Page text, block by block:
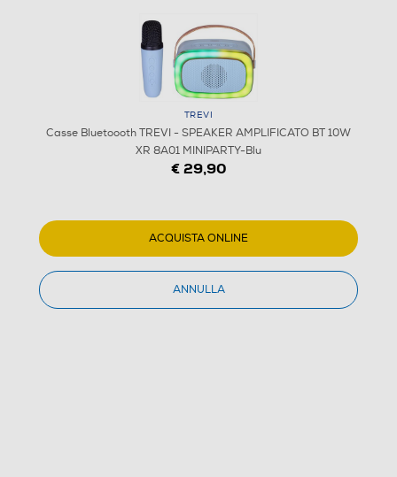
3
MINIPARTY-Blu
Dettagli Prodotto Confronta
TREVI
Casse Bluetoooth TREVI - SPEAKER AMPLIFICATO BT 10W
XR 8A01 MINIPARTY-Blu
€ 29,90
ACQUISTA ONLINE
ANNULLA